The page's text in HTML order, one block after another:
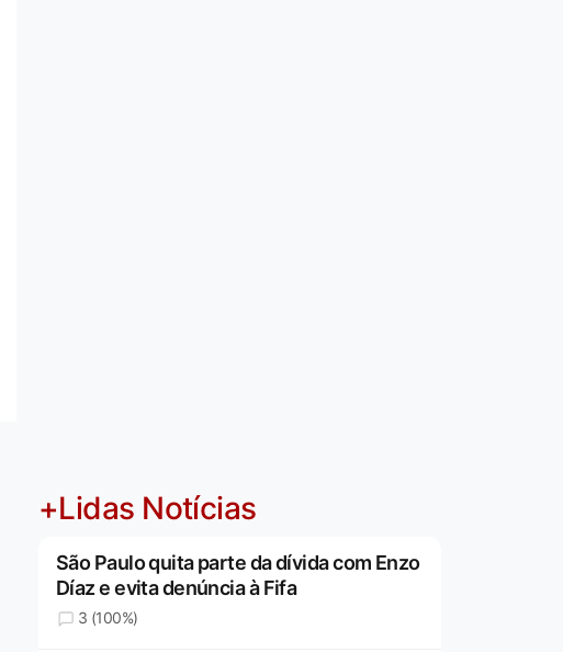
+Lidas Notícias
São Paulo quita parte da dívida com Enzo
Díaz e evita denúncia à Fifa
3 (100%)